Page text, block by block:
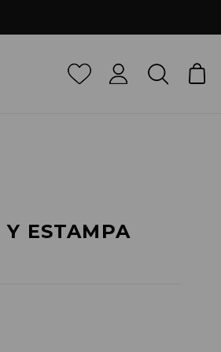
Y ESTAMPA